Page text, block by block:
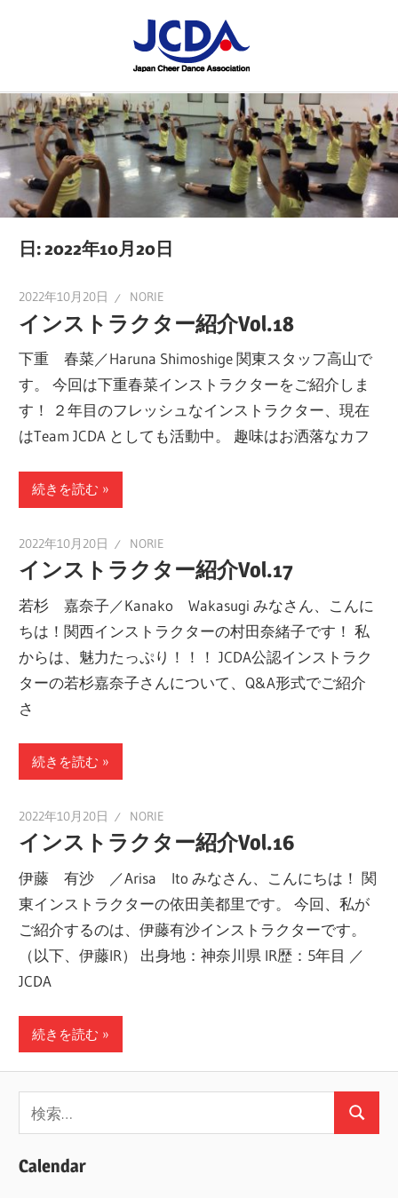
ン
ツ
へ
ス
ッ
STAFF
BLOG
の
講
習
会
や
ベ
ト
を
レ
ポ
ー
ト
ま
日:2022年10月20日
2022年10月20日 NORIE
インストラクター紹介Vol.18
下重 春菜／Haruna Shimoshige 関東スタッフ高山で
す。 今回は下重春菜インストラクターをご紹介しま
す！ ２年目のフレッシュなインストラクター、現在
はTeam JCDA としても活動中。 趣味はお洒落なカフ
続きを読む
2022年10月20日 NORIE
インストラクター紹介Vol.17
若杉 嘉奈子／Kanako Wakasugi みなさん、こんに
ちは！関西インストラクターの村田奈緒子です！ 私
からは、魅力たっぷり！！！ JCDA公認インストラク
ターの若杉嘉奈子さんについて、Q&A形式でご紹介
さ
続きを読む
2022年10月20日 NORIE
インストラクター紹介Vol.16
伊藤 有沙 ／Arisa Ito みなさん、こんにちは！ 関
東インストラクターの依田美都里です。 今回、私が
ご紹介するのは、伊藤有沙インストラクターです。
（以下、伊藤IR） 出身地：神奈川県 IR歴：5年目 ／
JCDA
続きを読む
索:
検
Calendar